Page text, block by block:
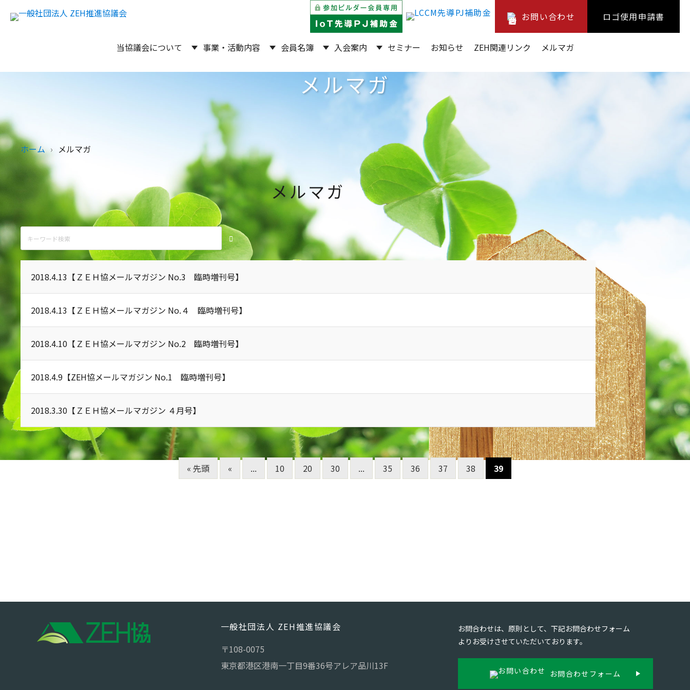
お問い合わせ ロゴ使用申請書
当協議会について 事業・活動内容 会員名簿 入会案内 セミナー お知らせ ZEH関連リンク メルマガ
メルマガ
ホーム メルマガ
メルマガ
2018.4.13 【ＺＥＨ協メールマガジン No.3 臨時増刊号】
2018.4.13 【ＺＥＨ協メールマガジン No.４ 臨時増刊号】
2018.4.10 【ＺＥＨ協メールマガジン No.2 臨時増刊号】
2018.4.9 【ZEH協メールマガジン No.1 臨時増刊号】
2018.3.30 【ＺＥＨ協メールマガジン ４月号】
« 先頭 « ... 10 20 30 ... 35 36 37 38 39
一般社団法人 ZEH推進協議会
〒108-0075
東京都港区港南一丁目9番36号アレア品川13F
お問合わせは、原則として、下記お問合わせフォーム
よりお受けさせていただいております。
お問合わせフォーム